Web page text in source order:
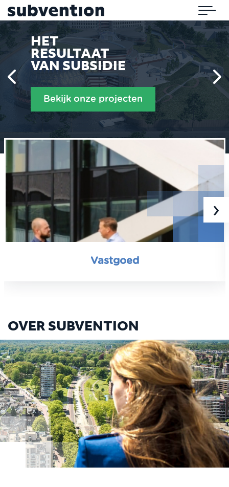
Subvention Menu
HET
RESULTAAT
VAN SUBSIDIE
Bekijk onze projecten
Vastgoed
›
OVER SUBVENTION